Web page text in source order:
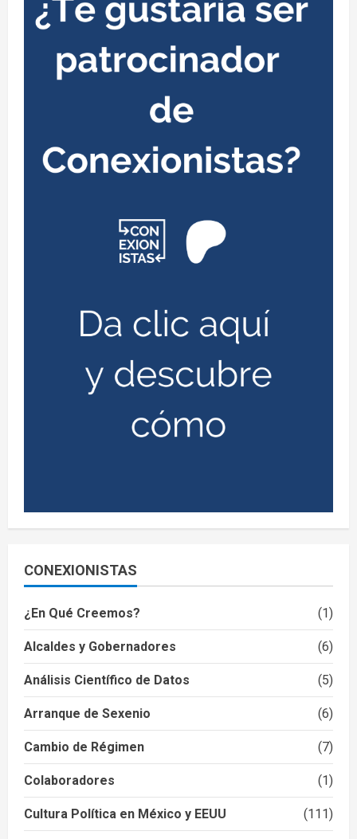
CONEXIONISTAS
¿En Qué Creemos? (1)
Alcaldes y Gobernadores (6)
Análisis Científico de Datos (5)
Arranque de Sexenio (6)
Cambio de Régimen (7)
Colaboradores (1)
Cultura Política en México y EEUU (111)